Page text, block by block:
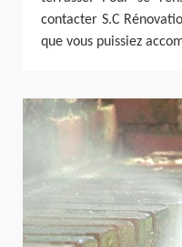
contacter S.C
que vous puissiez